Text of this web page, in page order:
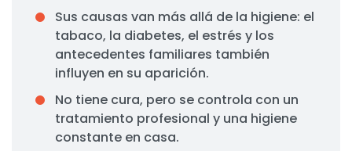
Sus causas van más allá de la higiene: el
tabaco, la diabetes, el estrés y los
antecedentes familiares también
influyen en su aparición.
No tiene cura, pero se controla con un
tratamiento profesional y una higiene
constante en casa.